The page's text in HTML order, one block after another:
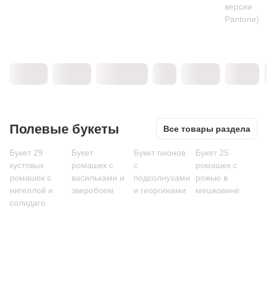
версии
Pantone)
Полевые букеты Все товары раздела
Букет 29
кустовых
ромашек с
нигеллой и
солидаго
Букет
ромашек с
васильками и
зверобоем
Букет пионов
с
подсолнухами
и георгинами
Букет 25
ромашек с
рожью в
мешковине